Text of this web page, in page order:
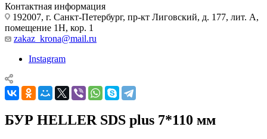
Контактная информация
192007, г. Санкт-Петербург, пр-кт Лиговский, д. 177, лит. А,
помещение 1Н, кор. 1
zakaz_krona@mail.ru
Instagram
БУР HELLER SDS plus 7*110 мм